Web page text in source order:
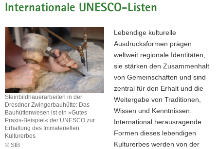
n
Internationale UNESCO-Listen
Steinbildhauerarbeiten in der
Dresdner Zwingerbauhütte: Das
Bauhüttenwesen ist ein »Gutes
Praxis-Beispiel« der UNESCO zur
Erhaltung des Immateriellen
Kulturerbes
© SIB
Lebendige kulturelle
Ausdrucksformen prägen
weltweit regionale Identitäten,
sie stärken den Zusammenhalt
von Gemeinschaften und sind
zentral für den Erhalt und die
Weitergabe von Traditionen,
Wissen und Kenntnissen.
International herausragende
Formen dieses lebendigen
Kulturerbes werden von der